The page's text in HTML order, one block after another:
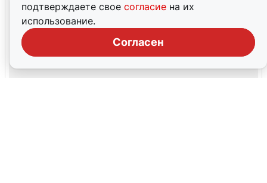
подтверждаете свое согласие на их
использование.
Согласен